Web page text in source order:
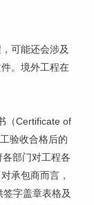
可能还会涉及
。境外工程在
（Certificate of
验收合格后的
部门对工程各
承包商而言，
字盖章表格及